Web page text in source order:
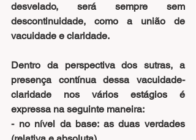
desvelado, será sempre sem
descontinuidade, como a união de
vacuidade e claridade.
Dentro da perspectiva dos sutras, a
presença contínua dessa vacuidade-
claridade nos vários estágios é
expressa na seguinte maneira:
- no nível da base: as duas verdades